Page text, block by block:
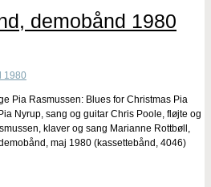
demobånd 1980
Pia Rasmussen: Blues for Christmas Pia
Nyrup, sang og guitar Chris Poole, fløjte og
klaver og sang Marianne Rottbøll,
maj 1980 (kassettebånd, 4046)